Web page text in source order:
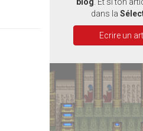
dans la
Ecrire un